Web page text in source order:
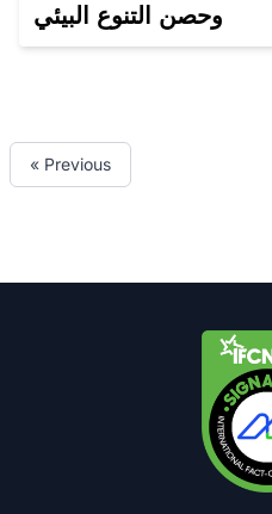
وحصن التنوع البيئي
« Previous